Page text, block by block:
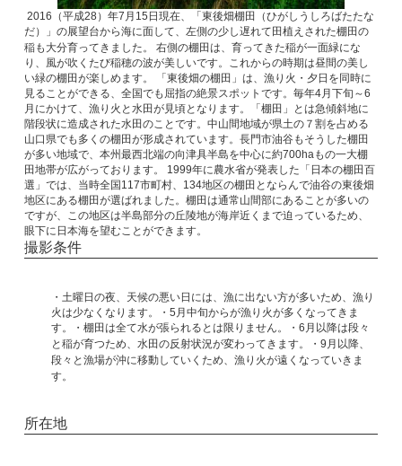
2016（平成28）年7月15日現在、「東後畑棚田（ひがしうしろばたたな
だ）」の展望台から海に面して、左側の少し遅れて田植えされた棚田の
稲も大分育ってきました。
右側の棚田は、育ってきた稲が一面緑にな
り、風が吹くたび稲穂の波が美しいです。これからの時期は昼間の美し
い緑の棚田が楽しめます。 「東後畑の棚田」は、漁り火・夕日を同時に
見ることができる、全国でも屈指の絶景スポットです。毎年4月下旬～6
月にかけて、漁り火と水田が見頃となります。「棚田」とは急傾斜地に
階段状に造成された水田のことです。中山間地域が県土の７割を占める
山口県でも多くの棚田が形成されています。長門市油谷もそうした棚田
が多い地域で、本州最西北端の向津具半島を中心に約700haもの一大棚
田地帯が広がっております。 1999年に農水省が発表した「日本の棚田百
選」では、当時全国117市町村、134地区の棚田とならんで油谷の東後畑
地区にある棚田が選ばれました。棚田は通常山間部にあることが多いの
ですが、この地区は半島部分の丘陵地が海岸近くまで迫っているため、
眼下に日本海を望むことができます。
撮影条件
・土曜日の夜、天候の悪い日には、漁に出ない方が多いため、漁り
火は少なくなります。・5月中旬からが漁り火が多くなってきま
す。・棚田は全て水が張られるとは限りません。・6月以降は段々
と稲が育つため、水田の反射状況が変わってきます。
・9月以降、
段々と漁場が沖に移動していくため、漁り火が遠くなっていきま
す。
所在地